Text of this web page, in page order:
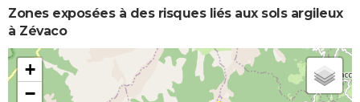
Zones exposées à des risques liés aux sols argileux
à Zévaco
+
−